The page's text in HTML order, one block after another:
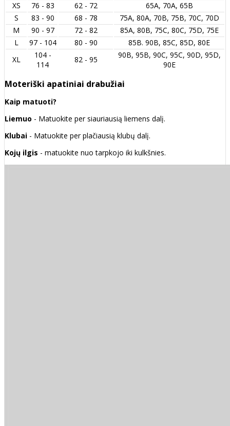
XS 76 - 83 62 - 72
65A, 70A, 65B
S
83 - 90 68 - 78
75A, 80A, 70B, 75B, 70C, 70D
M
90 - 97 72 - 82
85A, 80B, 75C, 80C, 75D, 75E
L
97 - 104 80 - 90
85B. 90B, 85C, 85D, 80E
XL
104 -
114
82 - 95
90B, 95B, 90C, 95C, 90D, 95D,
90E
Moteriški apatiniai drabužiai
Kaip matuoti?
Liemuo - Matuokite per siauriausią liemens dalį.
Klubai - Matuokite per plačiausią klubų dalį.
Kojų ilgis - matuokite nuo tarpkojo iki kulkšnies.